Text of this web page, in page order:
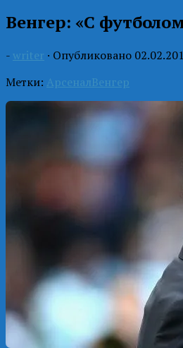
Венгер: «С
- writer · Опубликовано
Метки: АрсеналВенгер